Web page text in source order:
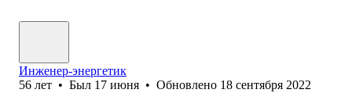
Инженер-энергетик
56 лет • Был 17 июня • Обновлено 18 сентября 2022